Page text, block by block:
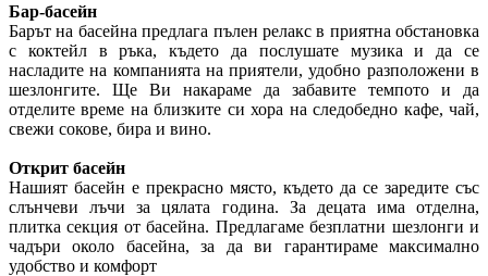
Бар-басейн
Барът на басейна предлага пълен релакс в приятна обстановка
с коктейл в ръка, където да послушате музика и да се
насладите на компанията на приятели, удобно разположени в
шезлонгите. Ще Ви накараме да забавите темпото и да
отделите време на близките си хора на следобедно кафе, чай,
свежи сокове, бира и вино.
Открит басейн
Нашият басейн е прекрасно място, където да се заредите със
слънчеви лъчи за цялата година. За децата има отделна,
плитка секция от басейна. Предлагаме безплатни шезлонги и
чадъри около басейна, за да ви гарантираме максимално
удобство и комфорт